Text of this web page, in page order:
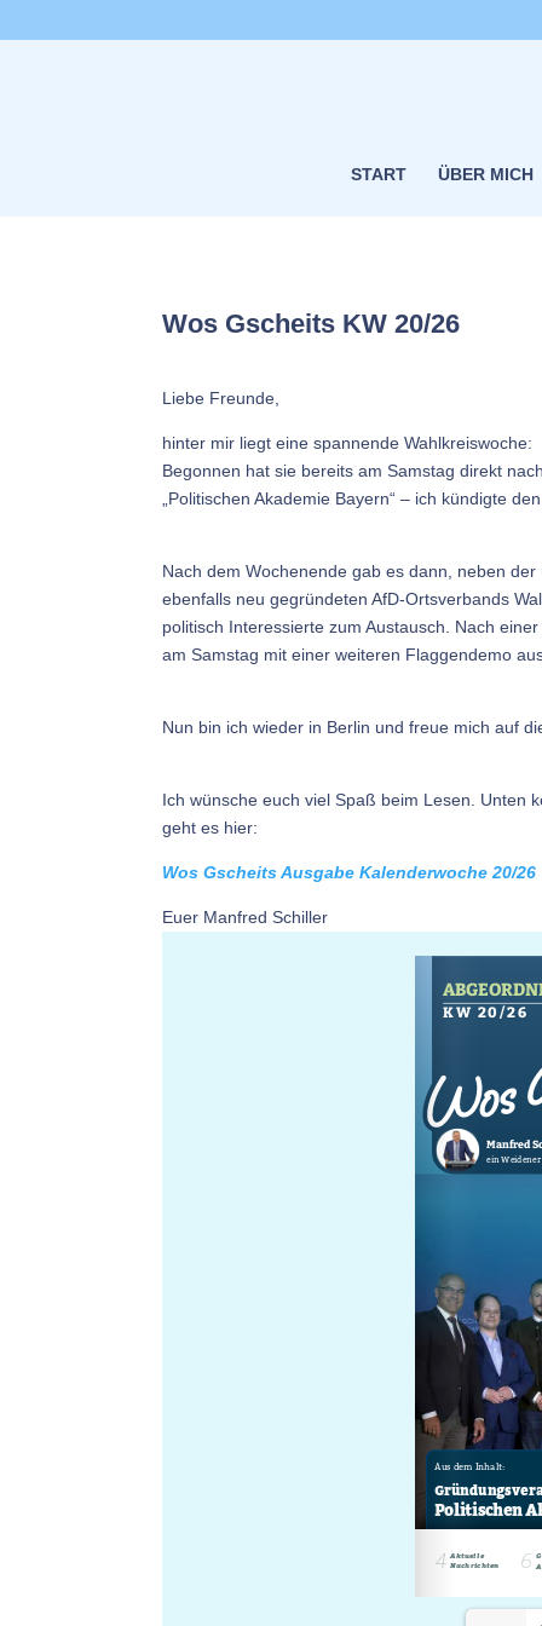
START ÜBER MICH
Wos Gscheits KW 20/26
Liebe Freunde,
hinter mir liegt eine spannende Wahlkreiswoche:
Begonnen hat sie bereits am Samstag direkt
„Politischen Akademie Bayern“ – ich kündigte
Nach dem Wochenende gab es dann, neben
ebenfalls neu gegründeten AfD-Ortsverbands
politisch Interessierte zum Austausch. Nach
am Samstag mit einer weiteren Flaggendemo
Nun bin ich wieder in Berlin und freue mich auf
Ich wünsche euch viel Spaß beim Lesen. Unten
geht es hier:
Wos Gscheits Ausgabe Kalenderwoche 20/26
Euer Manfred Schiller